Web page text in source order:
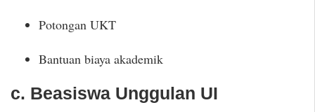
Potongan UKT
Bantuan biaya akademik
c. Beasiswa Unggulan UI